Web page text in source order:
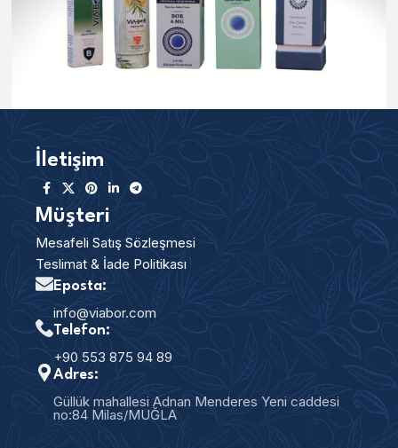
İletişim
Müşteri
Mesafeli Satış Sözleşmesi
Teslimat & İade Politikası
Eposta:
info@viabor.com
Telefon:
+90 553 875 94 89
Adres:
Güllük mahallesi Adnan Menderes Yeni caddesi
no:84 Milas/MUĞLA